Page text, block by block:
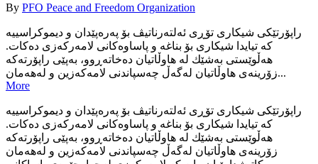
By PFO Peace and Freedom Organization
راپۆرتێكی شیكاری تۆڕی ئه‌لته‌رناتیڤ بۆ په‌ره‌پێدان و دیموكراسییه‌
كه‌ تیایدا شیكاری بۆ بناغه‌ و پاساوه‌كانی لامه‌ركه‌زی ده‌كات.
هه‌ڵوێستی به‌شێك له‌ هاوڵاتیان ده‌خاته‌ڕوو، به‌پێی راپۆرته‌كه‌
زۆرینه‌ی هاوڵاتیان له‌گه‌ڵ چه‌سپاندنی لامه‌كه‌زین و له‌هه‌مان...
More
راپۆرتێكی شیكاری تۆڕی ئه‌لته‌رناتیڤ بۆ په‌ره‌پێدان و دیموكراسییه‌
كه‌ تیایدا شیكاری بۆ بناغه‌ و پاساوه‌كانی لامه‌ركه‌زی ده‌كات.
هه‌ڵوێستی به‌شێك له‌ هاوڵاتیان ده‌خاته‌ڕوو، به‌پێی راپۆرته‌كه‌
زۆرینه‌ی هاوڵاتیان له‌گه‌ڵ چه‌سپاندنی لامه‌كه‌زین و له‌هه‌مان